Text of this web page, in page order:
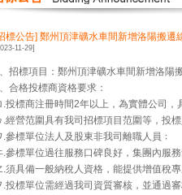
標公告] 鄭州頂津礦水車間新增洛陽搬遷
11-29]
招標項目：鄭州頂津礦水車間新增洛陽
合格投標商資格要求：
.投標商注冊時間2年以上，為實體公司，
.經營范圍具有我司招標項目范圍等，投
.參標單位法人及股東非我司離職人員﹔
.參標單位過往服務口碑良好，集團內服
.須具備一般納稅人資格，能提供增值稅專
.投標單位需經過我司資質審核，並通過